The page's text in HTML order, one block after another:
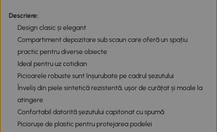
Descriere:
Design clasic și elegant
Compartiment depozitare sub scaun care oferă un spațiu
practic pentru diverse obiecte
Ideal pentru uz cotidian
Picioarele robuste sunt înșurubate pe cadrul șezutului
Înveliș din piele sintetică rezistentă, ușor de curățat și moale la
atingere
Confortabil datorită șezutului capitonat cu spumă
Piciorușe de plastic pentru protejarea podelei